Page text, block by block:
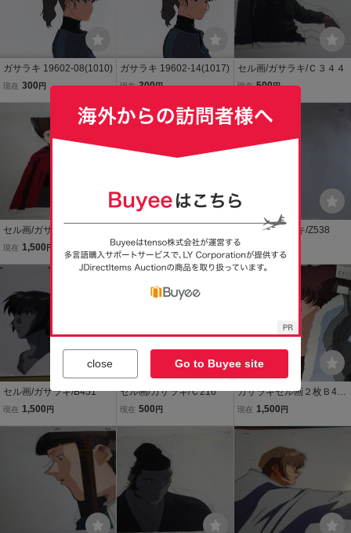
ガサラキ 19602-08(1010)
現在 300 円
ガサラキ 19602-14(1017)
現在 300円
セル画/ガサラキ/Ｃ３４４
現在 500円
セル画/ガサラキ/B104
現在 1,500 円 現在 1,500円
セル画/ガサラキ/Z538
現在
セル画/ガサラキ/B451
現在 1,500 円
セル画/ガサラキ/Ｃ216
現在 500 円
ガサラキセル画２枚Ｂ4Ｃ
11
現在 1,500 円
close Go to Buyee site